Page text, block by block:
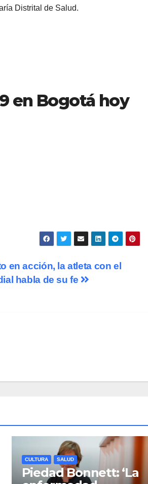
Distrital de Salud.
en Bogotá hoy
en acción, la atleta con el
habla de su fe
CULTURA SALUD
Piedad Bonnett: ‘La